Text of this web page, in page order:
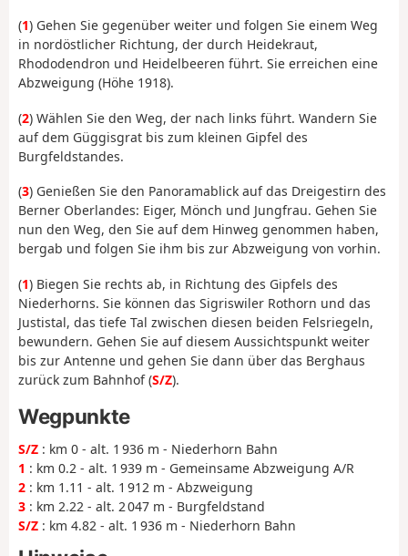
(1) Gehen Sie gegenüber weiter und folgen Sie einem Weg
in nordöstlicher Richtung, der durch Heidekraut,
Rhododendron und Heidelbeeren führt. Sie erreichen eine
Abzweigung (Höhe 1918).
(2) Wählen Sie den Weg, der nach links führt. Wandern Sie
auf dem Güggisgrat bis zum kleinen Gipfel des
Burgfeldstandes.
(3) Genießen Sie den Panoramablick auf das Dreigestirn des
Berner Oberlandes: Eiger, Mönch und Jungfrau. Gehen Sie
nun den Weg, den Sie auf dem Hinweg genommen haben,
bergab und folgen Sie ihm bis zur Abzweigung von vorhin.
(1) Biegen Sie rechts ab, in Richtung des Gipfels des
Niederhorns. Sie können das Sigriswiler Rothorn und das
Justistal, das tiefe Tal zwischen diesen beiden Felsriegeln,
bewundern. Gehen Sie auf diesem Aussichtspunkt weiter
bis zur Antenne und gehen Sie dann über das Berghaus
zurück zum Bahnhof (S/Z).
Wegpunkte
S/Z : km 0 - alt. 1 936 m - Niederhorn Bahn
1 : km 0.2 - alt. 1 939 m - Gemeinsame Abzweigung A/R
2 : km 1.11 - alt. 1 912 m - Abzweigung
3 : km 2.22 - alt. 2 047 m - Burgfeldstand
S/Z : km 4.82 - alt. 1 936 m - Niederhorn Bahn